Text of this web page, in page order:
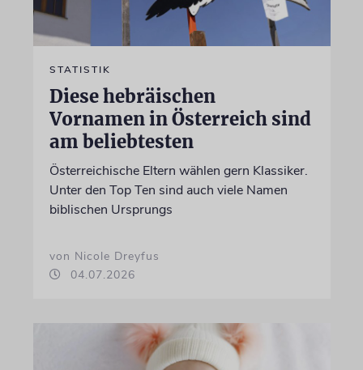
STATISTIK
Diese hebräischen
Vornamen in Österreich sind
am beliebtesten
Österreichische Eltern wählen gern Klassiker.
Unter den Top Ten sind auch viele Namen
biblischen Ursprungs
von Nicole Dreyfus
04.07.2026